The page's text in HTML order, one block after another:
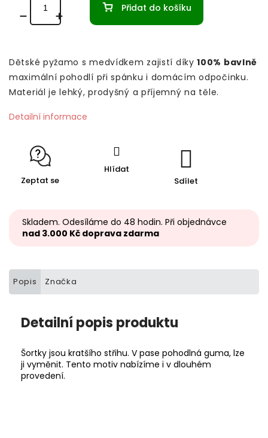
Přidat do košíku
Dětské pyžamo s medvídkem zajistí díky100% bavlně
maximální pohodlí při spánku i domácím odpočinku.
Materiál je lehký, prodyšný a příjemný na těle.
Detailní informace
Zeptat se
Hlídat
Sdílet
Skladem. Odesíláme do 48 hodin. Při objednávce
nad 3.000 Kč doprava zdarma
Popis Značka
Detailní popis produktu
Šortky jsou kratšího střihu. V pase pohodlná guma, lze
ji vyměnit. Tento motiv nabízíme i v dlouhém
provedení.